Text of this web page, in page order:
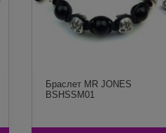
Браслет MR JONES
BSHSSM01